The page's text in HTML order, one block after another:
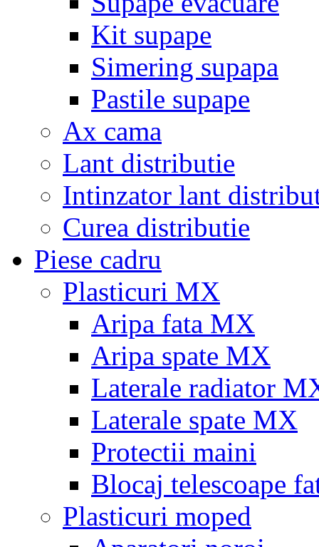
Kit supape
Simering supapa
Pastile supape
Ax cama
Lant distributie
Intinzator lant
Curea distributie
Piese cadru
Plasticuri MX
Aripa fata MX
Aripa spate MX
Laterale radiator
Laterale spate MX
Protectii maini
Blocaj telescoape
Plasticuri moped